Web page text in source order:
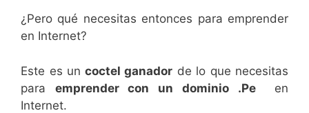
¿Pero qué necesitas entonces para emprender
en Internet?
Este es un coctel ganador de lo que necesitas
para emprender con un dominio .Peen
Internet.